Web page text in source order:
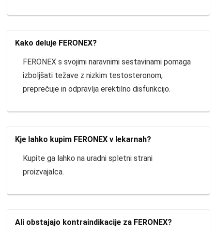
Kako deluje FERONEX?
FERONEX s svojimi naravnimi sestavinami pomaga
izboljšati težave z nizkim testosteronom,
preprečuje in odpravlja erektilno disfunkcijo.
Kje lahko kupim FERONEX v lekarnah?
Kupite ga lahko na uradni spletni strani
proizvajalca.
Ali obstajajo kontraindikacije za FERONEX?